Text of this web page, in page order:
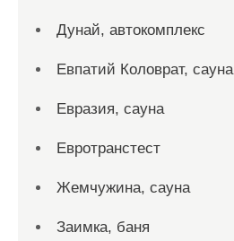
Дунай, автокомплекс
Евпатий Коловрат, сауна
Евразия, сауна
Евротранстест
Жемчужина, сауна
Заимка, баня